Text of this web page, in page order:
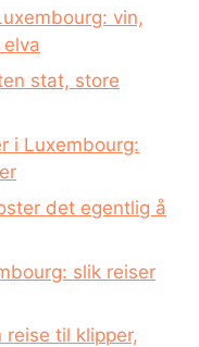
vin,
stat, store
i Luxembourg:
det egentlig å
slik reiser
reise til klipper,